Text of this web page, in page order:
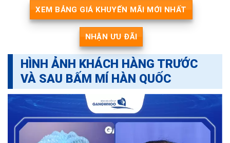
XEM BẢNG GIÁ KHUYẾN MÃI MỚI NHẤT
NHẬN ƯU ĐÃI
HÌNH ẢNH KHÁCH HÀNG TRƯỚC
VÀ SAU BẤM MÍ HÀN QUỐC